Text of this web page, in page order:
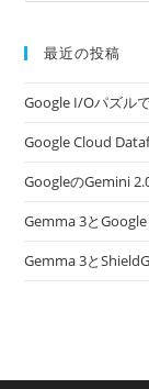
最近の投稿
Google I/Oパズル
Google Cloud
GoogleのGemini
Gemma 3と
Gemma 3と